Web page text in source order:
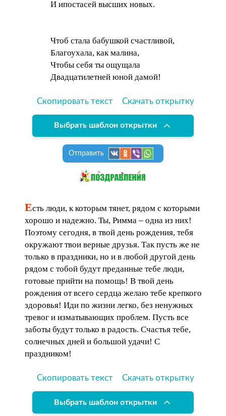
И ипостасей высших новых.
Чтоб стала бабушкой счастливой,
Благоухала, как малина,
Чтобы себя ты ощущала
Двадцатилетней юной дамой!
Скопировать текст Скачать открытку
Выбрать шаблон открытки
Отправить
Есть люди, к которым тянет, рядом с которыми
хорошо и надежно. Ты, Римма – одна из них!
Поэтому сегодня, в твой день рождения, тебя
окружают твои верные друзья. Так пусть же не
только в праздники, но и в любой другой день
рядом с тобой будут преданные тебе люди,
готовые прийти на помощь! В твой день
рождения от всего сердца желаю тебе крепкого
здоровья! Иди по жизни легко, без ненужных
тревог и изматывающих проблем. Пусть все
заботы будут только в радость. Счастья тебе,
солнечных дней и большой удачи! С
праздником!
Скопировать текст Скачать открытку
Выбрать шаблон открытки